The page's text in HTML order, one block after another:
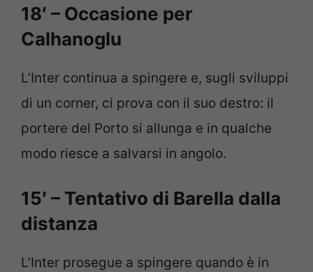
18′ – Occasione per
Calhanoglu
L’Inter continua a spingere e, sugli sviluppi
di un corner, ci prova con il suo destro: il
portere del Porto si allunga e in qualche
modo riesce a salvarsi in angolo.
15′ – Tentativo di Barella dalla
distanza
L’Inter prosegue a spingere quando è in